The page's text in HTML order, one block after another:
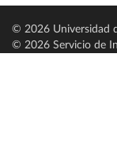
© 2026 Universidad
© 2026 Servicio de